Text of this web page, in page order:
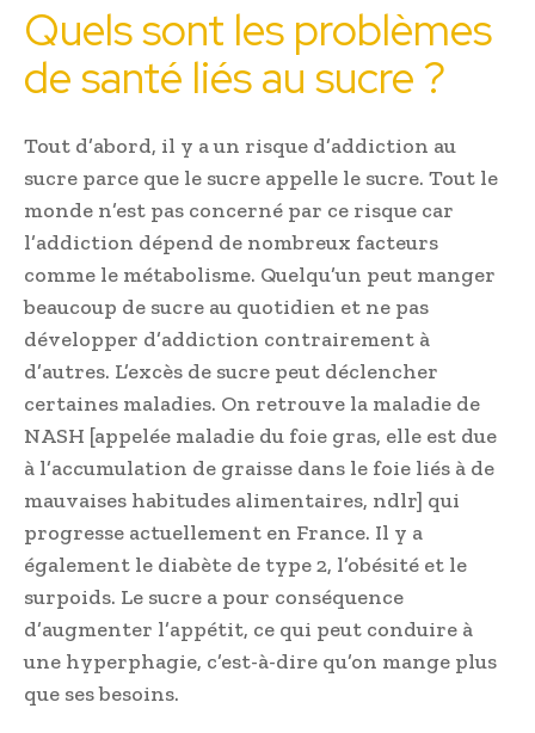
Quels sont les problèmes
de santé liés au sucre ?
Tout d’abord, il y a un risque d’addiction au
sucre parce que le sucre appelle le sucre. Tout le
monde n’est pas concerné par ce risque car
l’addiction dépend de nombreux facteurs
comme le métabolisme. Quelqu’un peut manger
beaucoup de sucre au quotidien et ne pas
développer d’addiction contrairement à
d’autres. L’excès de sucre peut déclencher
certaines maladies. On retrouve la maladie de
NASH [appelée maladie du foie gras, elle est due
à l’accumulation de graisse dans le foie liés à de
mauvaises habitudes alimentaires, ndlr] qui
progresse actuellement en France. Il y a
également le diabète de type 2, l’obésité et le
surpoids. Le sucre a pour conséquence
d’augmenter l’appétit, ce qui peut conduire à
une hyperphagie, c’est-à-dire qu’on mange plus
que ses besoins.